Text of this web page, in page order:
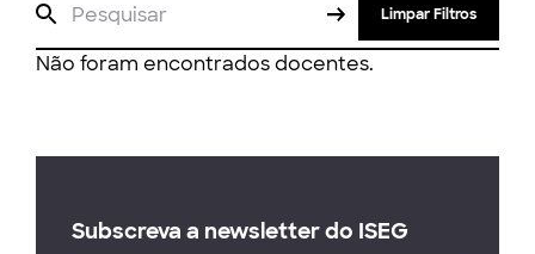
Limpar Filtros
Não foram encontrados docentes.
Subscreva a newsletter do ISEG